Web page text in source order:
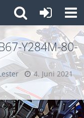
Y284M-80-
4. Juni 2021